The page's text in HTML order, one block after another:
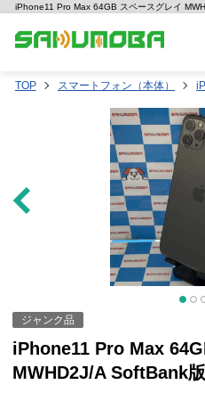
iPhone11 Pro Max 64GB スペースグレイ
TOP スマートフォン（本体）
ジャンク品
iPhone11 Pro Max
MWHD2J/A SoftBank